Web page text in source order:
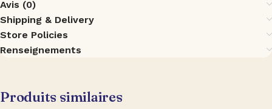
Avis (0)
Shipping & Delivery
Store Policies
Renseignements
Produits similaires